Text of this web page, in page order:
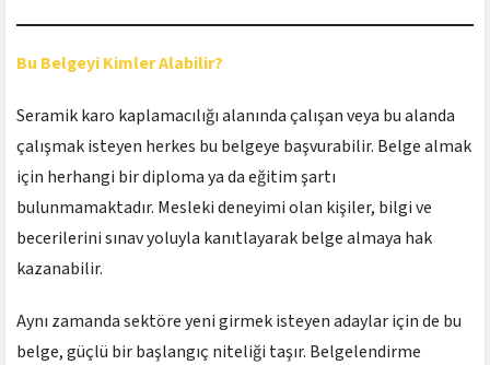
Bu Belgeyi Kimler Alabilir?
Seramik karo kaplamacılığı alanında çalışan veya bu alanda
çalışmak isteyen herkes bu belgeye başvurabilir. Belge almak
için herhangi bir diploma ya da eğitim şartı
bulunmamaktadır. Mesleki deneyimi olan kişiler, bilgi ve
becerilerini sınav yoluyla kanıtlayarak belge almaya hak
kazanabilir.
Aynı zamanda sektöre yeni girmek isteyen adaylar için de bu
belge, güçlü bir başlangıç niteliği taşır. Belgelendirme